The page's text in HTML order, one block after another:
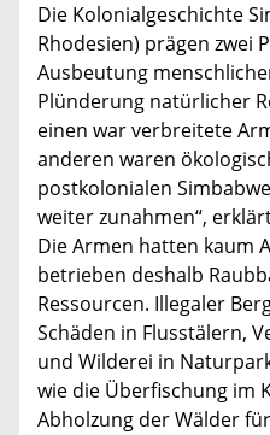
Die Kolonialgeschichte
Rhodesien) prägen zwei
Ausbeutung
Plünderung natürlicher
einen war verbreitete
anderen waren
postkolonialen
weiter zunahmen“,
Die Armen hatten kaum
betrieben deshalb
Ressourcen. Illegaler
Schäden in Flusstälern,
und Wilderei in
wie die Überfischung im
Abholzung der Wälder